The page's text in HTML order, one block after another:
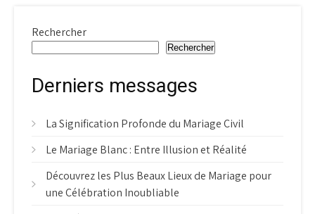
Rechercher
Rechercher
Derniers messages
La Signification Profonde du Mariage Civil
Le Mariage Blanc : Entre Illusion et Réalité
Découvrez les Plus Beaux Lieux de Mariage pour
une Célébration Inoubliable